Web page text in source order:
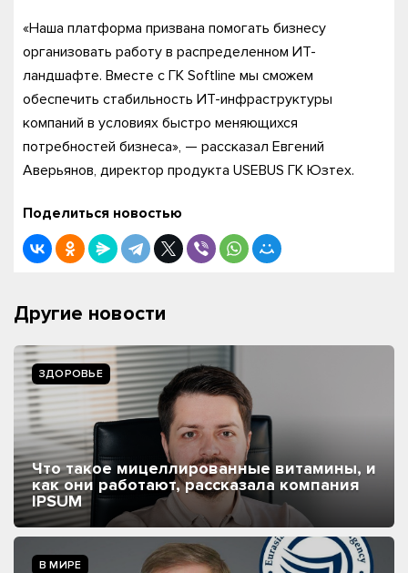
«Наша платформа призвана помогать бизнесу
организовать работу в распределенном ИТ-
ландшафте. Вместе с ГК Softline мы сможем
обеспечить стабильность ИТ-инфраструктуры
компаний в условиях быстро меняющихся
потребностей бизнеса», — рассказал Евгений
Аверьянов, директор продукта USEBUS ГК Юзтех.
Поделиться новостью
Другие новости
ЗДОРОВЬЕ
Что такое мицеллированные витамины, и
как они работают, рассказала компания
IPSUM
В МИРЕ